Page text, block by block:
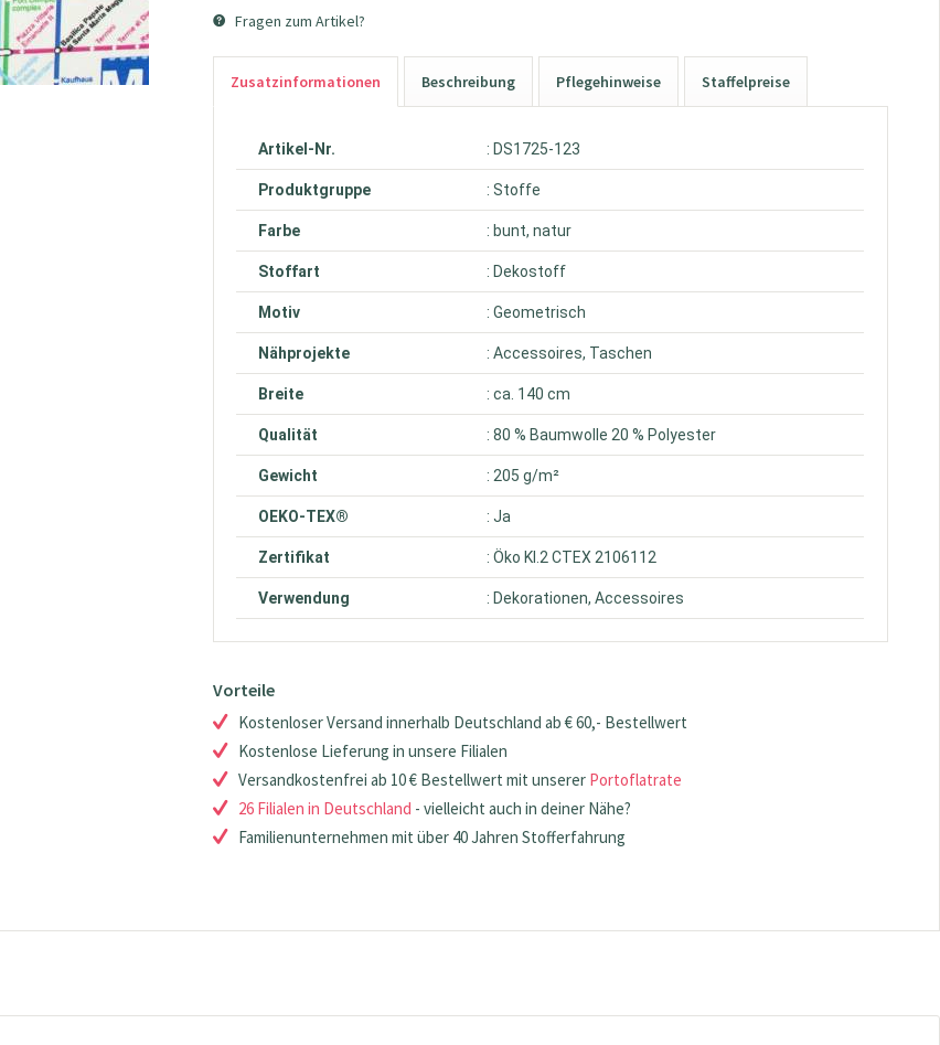
Fragen zum Artikel?
Zusatzinformationen Beschreibung Pflegehinweise Staffelpreise
Artikel-Nr. : DS1725-123
Produktgruppe : Stoffe
Farbe : bunt, natur
Stoffart : Dekostoff
Motiv : Geometrisch
Nähprojekte : Accessoires, Taschen
Breite : ca. 140 cm
Qualität : 80 % Baumwolle 20 % Polyester
Gewicht : 205 g/m²
OEKO-TEX® : Ja
Zertifikat : Öko Kl.2 CTEX 2106112
Verwendung : Dekorationen, Accessoires
Vorteile
Kostenloser Versand innerhalb Deutschland ab € 60,- Bestellwert
Kostenlose Lieferung in unsere Filialen
Versandkostenfrei ab 10 € Bestellwert mit unserer Portoflatrate
26 Filialen in Deutschland - vielleicht auch in deiner Nähe?
Familienunternehmen mit über 40 Jahren Stofferfahrung